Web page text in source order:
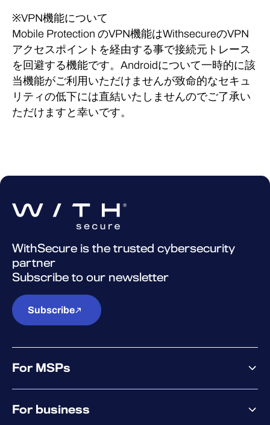
※VPN機能について
Mobile Protection のVPN機能はWithsecureのVPN
アクセスポイントを経由する事で接続元トレース
を回避する機能です。Androidについて一時的に該
当機能がご利用いただけませんが致命的なセキュ
リティの低下には直結いたしませんのでご了承い
ただけますと幸いです。
WithSecure is the trusted cybersecurity
partner
Subscribe to our newsletter
Subscribe
For MSPs
MSP platform
For business